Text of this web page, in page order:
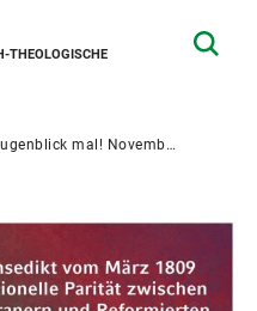
THEOLOGISCHE
mal! November 2025